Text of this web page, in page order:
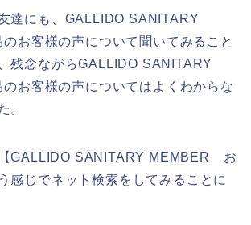
達にも、GALLIDO SANITARY
お客様の声について聞いてみること
残念ながらGALLIDO SANITARY
お客様の声についてはよくわからな
。
GALLIDO SANITARY MEMBER お
感じでネット検索をしてみることに